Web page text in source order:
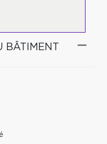
BÂTIMENT